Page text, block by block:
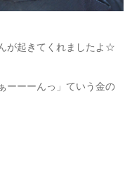
が起きてくれましたよ☆
ーーーんっ」ていう金の